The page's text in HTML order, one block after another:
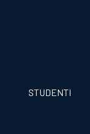
STUDENTI